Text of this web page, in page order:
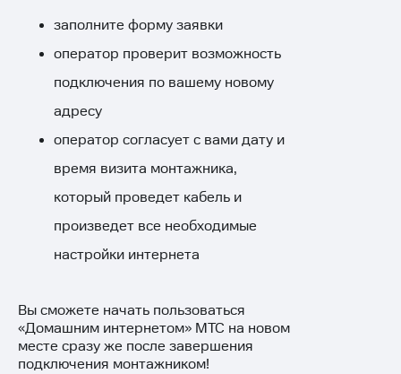
заполните форму заявки
оператор проверит возможность
подключения по вашему новому
адресу
оператор согласует с вами дату и
время визита монтажника,
который проведет кабель и
произведет все необходимые
настройки интернета
Вы сможете начать пользоваться
«Домашним интернетом» МТС на новом
месте сразу же после завершения
подключения монтажником!